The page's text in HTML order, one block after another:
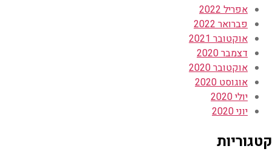
אפריל 2022
פברואר 2022
אוקטובר 2021
דצמבר 2020
אוקטובר 2020
אוגוסט 2020
יולי 2020
יוני 2020
קטגוריות